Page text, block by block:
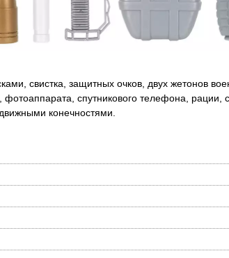
свистка, защитных очков, двух жетонов
спутникового телефона, рации,
конечностями.